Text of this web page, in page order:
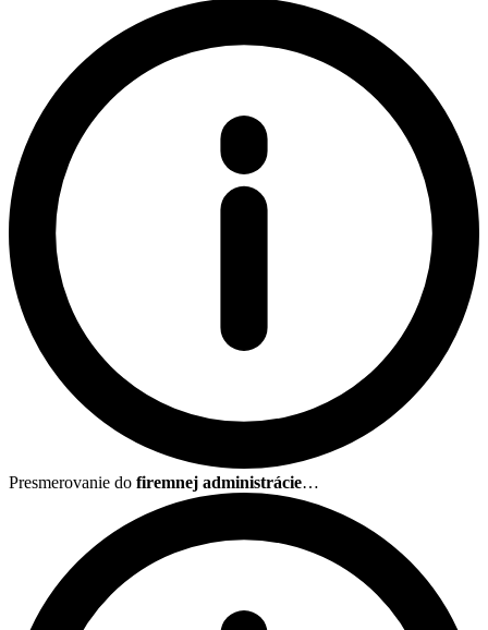
Presmerovanie do firemnej administrácie…